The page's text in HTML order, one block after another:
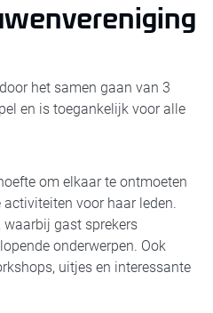
het samen gaan van 3
en is toegankelijk voor alle
om elkaar te ontmoeten
voor haar leden.
gast sprekers
onderwerpen. Ook
uitjes en interessante